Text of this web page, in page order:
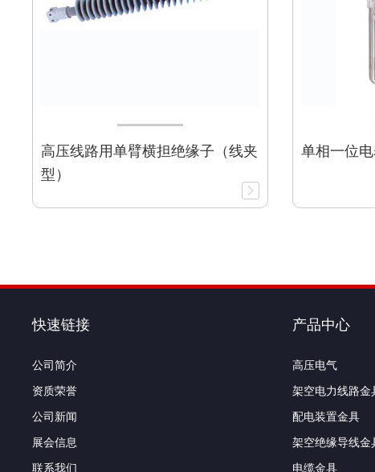
高压线路用单臂横担绝缘子（线夹
型）
单相一位电
快速链接
公司简介
资质荣誉
公司新闻
展会信息
联系我们
产品中心
高压电气
架空电力线路金
配电装置金具
架空绝缘导线金
电缆金具